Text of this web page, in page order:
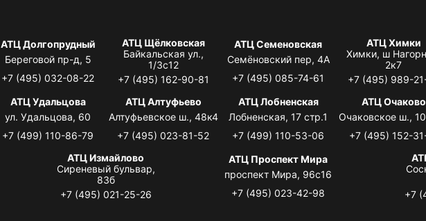
АТЦ Долгопрудный
Береговой пр-д, 5
+7 (495) 032-08-22
АТЦ Щёлковская
Байкальская ул.,
1/3с12
+7 (495) 162-90-81
АТЦ Семеновская
Семёновский пер, 4А
+7 (495) 085-74-61
АТЦ Химки
Химки, ш
2к7
+7 (495) 989-
АТЦ Удальцова
ул. Удальцова, 60
+7 (499) 110-86-79
АТЦ Алтуфьево
Алтуфьевское ш., 48к4
+7 (495) 023-81-52
АТЦ Лобненская
Лобненская, 17 стр.1
+7 (499) 110-53-06
АТЦ Очаково
Очаковское ш.,
+7 (495) 152-
АТЦ Измайлово
Сиреневый бульвар,
83б
+7 (495) 021-25-26
АТЦ Проспект Мира
проспект Мира, 96с16
+7 (495) 023-42-98
+7